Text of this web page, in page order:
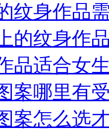
纹身作品
的纹身作
品适合女
案哪里有
案怎么选